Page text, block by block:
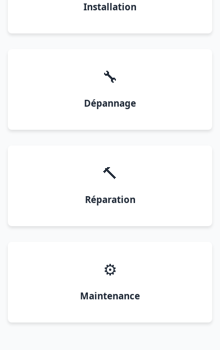
Installation
🔧
Dépannage
🔨
Réparation
⚙️
Maintenance